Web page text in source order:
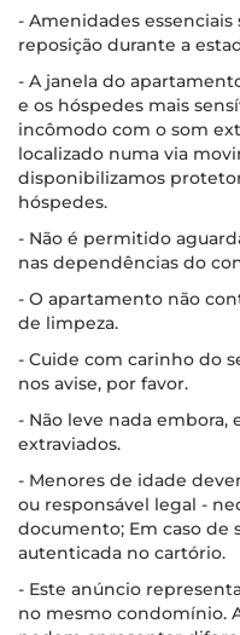
- Amenidades
reposição durante a
- A janela do
e os hóspedes mais
incômodo com o som
localizado numa via
disponibilizamos
hóspedes.
- Não é permitido
nas dependências do
- O apartamento não
de limpeza.
- Cuide com carinho do
nos avise, por favor.
- Não leve nada embora,
extraviados.
- Menores de idade
ou responsável legal -
documento; Em caso de
autenticada no cartório.
- Este anúncio
no mesmo condomínio.